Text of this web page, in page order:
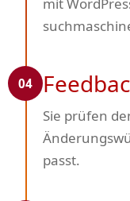
mit
04
Sie prüfen
passt.